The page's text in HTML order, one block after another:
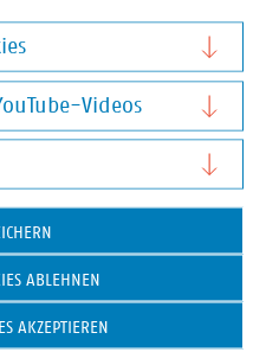
DIGITALISIERUNG/TK
Videos
Videos
ABLEHNEN
AKZEPTIEREN